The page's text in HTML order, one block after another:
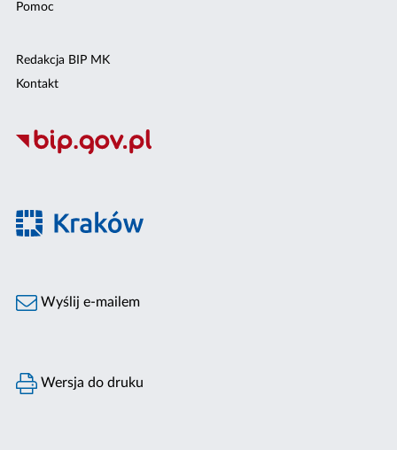
Pomoc
Redakcja BIP MK
Kontakt
Wyślij e-mailem
Wersja do druku